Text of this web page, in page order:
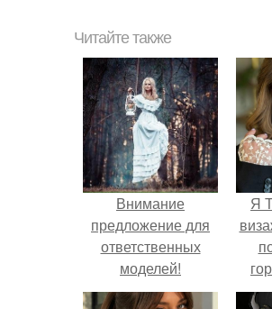
Читайте также
Внимание
предложение для
ответственных
моделей!
Я